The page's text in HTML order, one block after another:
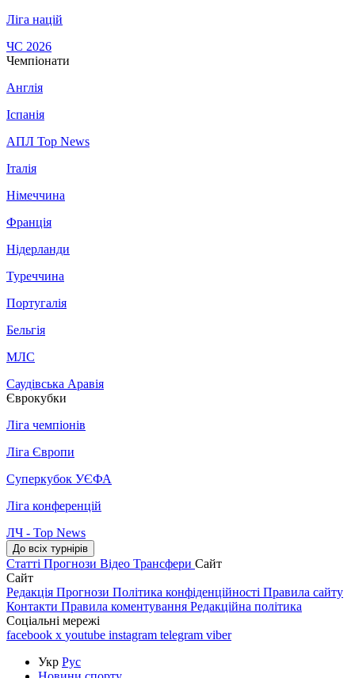
Ліга націй
ЧС 2026
Чемпіонати
Англія
Іспанія
АПЛ Top News
Італія
Німеччина
Франція
Нідерланди
Туреччина
Португалія
Бельгія
МЛС
Саудівська Аравія
Єврокубки
Ліга чемпіонів
Ліга Європи
Суперкубок УЄФА
Ліга конференцій
ЛЧ - Top News
До всіх турнірів
Статті Прогнози Відео Трансфери Сайт
Сайт
Редакція Прогнози Політика конфіденційності Правила сайту
Контакти Правила коментування Редакційна політика
Соціальні мережі
facebook x youtube instagram telegram viber
Укр Рус